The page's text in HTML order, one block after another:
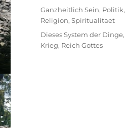
Kategorien
Ganzheitlich Sein, Politik,
Religion,Spiritualitaet
Schlagwörter
Dieses System der Dinge,
Krieg, Reich Gottes